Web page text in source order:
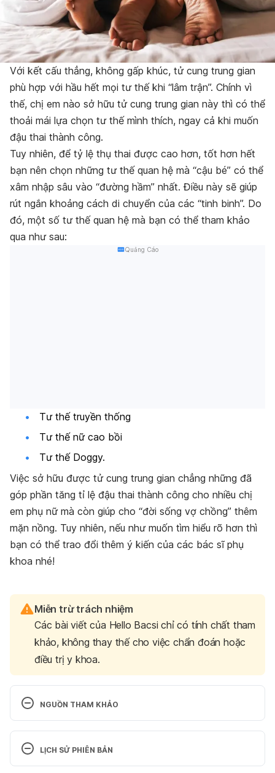
Với kết cấu thẳng, không gấp khúc, tử cung trung gian
phù hợp với hầu hết mọi tư thế khi “lâm trận”. Chính vì
thế, chị em nào sở hữu tử cung trung gian này thì có thể
thoải mái lựa chọn tư thế mình thích, ngay cả khi muốn
đậu thai thành công.
Tuy nhiên, để tỷ lệ thụ thai được cao hơn, tốt hơn hết
bạn nên chọn những tư thế quan hệ mà “cậu bé” có thể
xâm nhập sâu vào “đường hầm” nhất. Điều này sẽ giúp
rút ngắn khoảng cách di chuyển của các “tinh binh”. Do
đó, một số tư thế quan hệ mà bạn có thể tham khảo
qua như sau:
Quảng Cáo
Tư thế truyền thống
Tư thế nữ cao bồi
Tư thế Doggy.
Việc sở hữu được tử cung trung gian chẳng những đã
góp phần tăng tỉ lệ đậu thai thành công cho nhiều chị
em phụ nữ mà còn giúp cho “đời sống vợ chồng” thêm
mặn nồng. Tuy nhiên, nếu như muốn tìm hiểu rõ hơn thì
bạn có thể trao đổi thêm ý kiến của các bác sĩ phụ
khoa nhé!
Miễn trừ trách nhiệm
Các bài viết của Hello Bacsi chỉ có tính chất tham
khảo, không thay thế cho việc chẩn đoán hoặc
điều trị y khoa.
NGUỒN THAM KHẢO
https://www.pregnancybirthbaby.org.au/anatomy-
LỊCH SỬ PHIÊN BẢN